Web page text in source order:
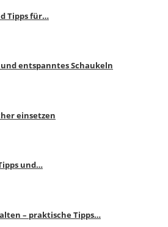
Tipps für…
entspanntes Schaukeln
einsetzen
und…
– praktische Tipps…